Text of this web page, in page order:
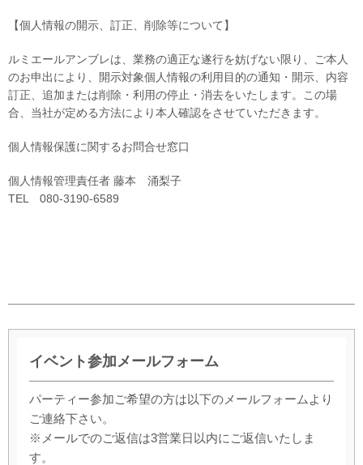
【個人情報の開示、訂正、削除等について】
ルミエールアンブレは、業務の適正な遂行を妨げない限り、ご本人
のお申出により、開示対象個人情報の利用目的の通知・開示、内容
訂正、追加または削除・利用の停止・消去をいたします。この場
合、当社が定める方法により本人確認をさせていただきます。
個人情報保護に関するお問合せ窓口
個人情報管理責任者 藤本 涌梨子
TEL 080-3190-6589
イベント参加メールフォーム
パーティー参加ご希望の方は以下のメールフォームより
ご連絡下さい。
※メールでのご返信は3営業日以内にご返信いたしま
す。